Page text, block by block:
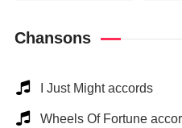
Chansons
I Just Might accords
Wheels Of Fortune